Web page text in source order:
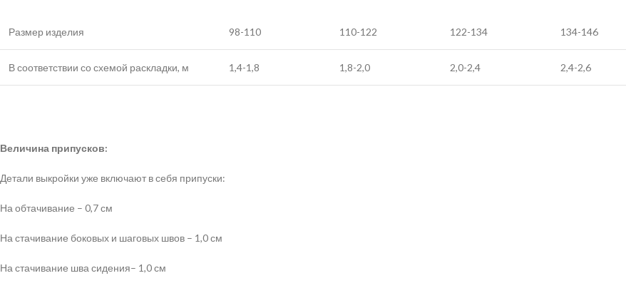
Размер изделия 98-110 110-122 122-134 134-146
В соответствии со схемой раскладки, м 1,4-1,8 1,8-2,0 2,0-2,4 2,4-2,6
Величина припусков:
Детали выкройки уже включают в себя припуски:
На обтачивание – 0,7 см
На стачивание боковых и шаговых швов – 1,0 см
На стачивание шва сидения– 1,0 см